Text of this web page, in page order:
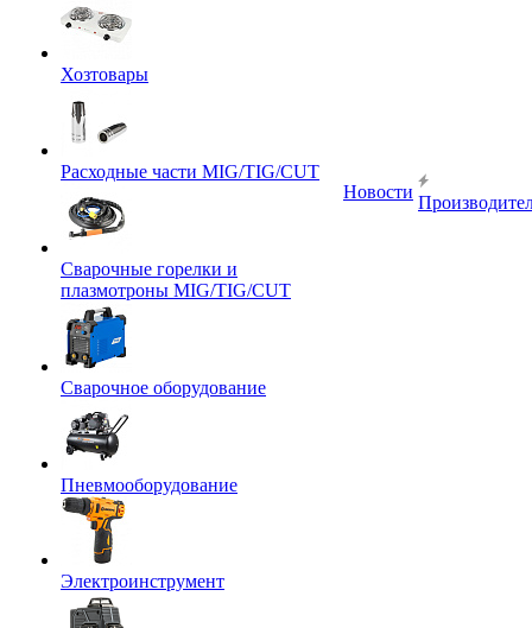
Хозтовары
Расходные части MIG/TIG/CUT
Сварочные горелки и
плазмотроны MIG/TIG/CUT
Сварочное оборудование
Пневмооборудование
Электроинструмент
Новости